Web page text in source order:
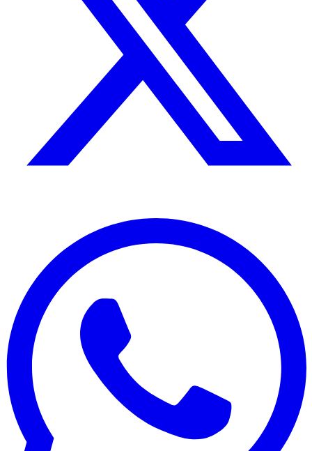
Edición:
República Dominicana
Síguenos en: